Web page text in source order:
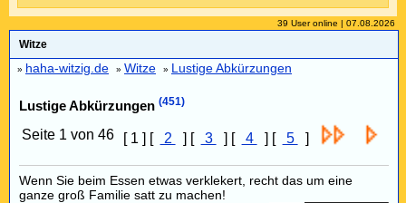
39 User online | 07.08.2026
Witze
» haha-witzig.de » Witze » Lustige Abkürzungen
Lustige Abkürzungen (451)
Seite 1 von 46 [ 1 ] [ 2 ] [ 3 ] [ 4 ] [ 5 ]
Wenn Sie beim Essen etwas verklekert, recht das um eine
ganze groß Familie satt zu machen!